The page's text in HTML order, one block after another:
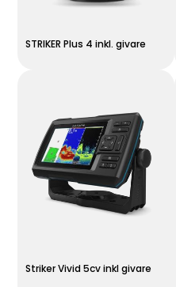
STRIKER Plus 4 inkl. givare
Striker Vivid 5cv inkl givare